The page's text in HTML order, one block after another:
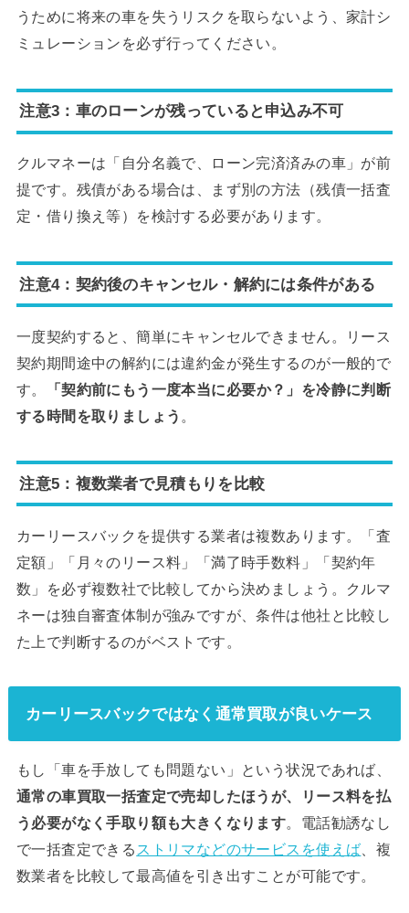
うために将来の車を失うリスクを取らないよう、家計シ
ミュレーションを必ず行ってください。
注意3：車のローンが残っていると申込み不可
クルマネーは「自分名義で、ローン完済済みの車」が前
提です。残債がある場合は、まず別の方法（残債一括査
定・借り換え等）を検討する必要があります。
注意4：契約後のキャンセル・解約には条件がある
一度契約すると、簡単にキャンセルできません。リース
契約期間途中の解約には違約金が発生するのが一般的で
す。
「契約前にもう一度本当に必要か？」を冷静に判断
する時間を取りましょう
注意5：複数業者で見積もりを比較
カーリースバックを提供する業者は複数あります。「査
定額」「月々のリース料」「満了時手数料」「契約年
数」を必ず複数社で比較してから決めましょう。クルマ
ネーは独自審査体制が強みですが、条件は他社と比較し
た上で判断するのがベストです。
カーリースバックではなく通常買取が良いケース
もし「車を手放しても問題ない」という状況であれば、
通常の車買取一括査定で売却したほうが、リース料を払
う必要がなく手取り額も大きくなります。電話勧誘なし
で一括査定できる ストリマなどのサービスを使えば 、複
数業者を比較して最高値を引き出すことが可能です。